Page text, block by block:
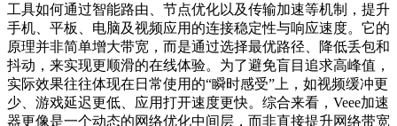
工具如何通过智能路由、节点优化以及传输加速等机制，提升
手机、平板、电脑及视频应用的连接稳定性与响应速度。它的
原理并非简单增大带宽，而是通过选择最优路径、降低丢包和
抖动，来实现更顺滑的在线体验。为了避免盲目追求高峰值，
实际效果往往体现在日常使用的“瞬时感受”上，如视频缓冲更
少、游戏延迟更低、应用打开速度更快。综合来看，Veee加速
器更像是一个动态的网络优化中间层，而非直接提升网络带宽